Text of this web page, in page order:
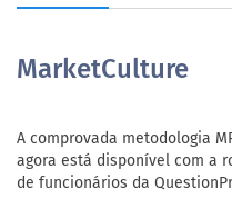
MarketCulture
A comprovada metodologia
agora está disponível com a
de funcionários da